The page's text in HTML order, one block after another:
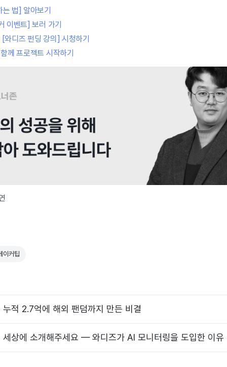
법] 알아보기
이벤트] 보러 가기
디즈 펀딩 강의] 시청하기
께 프로젝트 시작하기
이커팁
적 2.7억에 해외 팬덤까지 만든 비결
상에 소개해주세요 — 와디즈가 AI 모니터링을 도입한 이유